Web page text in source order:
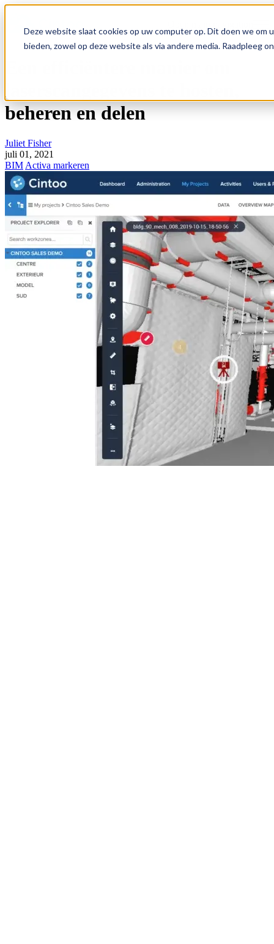
Deze website slaat cookies op uw computer op. Dit doen we
bieden, zowel op deze website als via andere media. Raadpleeg
laserscangegevens te hosten,
beheren en delen
Juliet Fisher
juli 01, 2021
BIM Activa markeren